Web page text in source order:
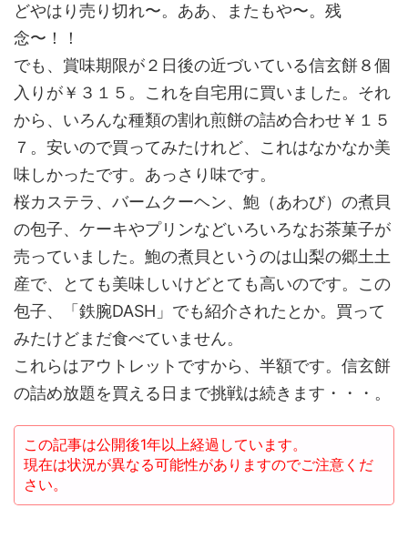
どやはり売り切れ〜。ああ、またもや〜。残
念〜！！
でも、賞味期限が２日後の近づいている信玄餅８個
入りが￥３１５。これを自宅用に買いました。それ
から、いろんな種類の割れ煎餅の詰め合わせ￥１５
７。安いので買ってみたけれど、これはなかなか美
味しかったです。あっさり味です。
桜カステラ、バームクーヘン、鮑（あわび）の煮貝
の包子、ケーキやプリンなどいろいろなお茶菓子が
売っていました。鮑の煮貝というのは山梨の郷土土
産で、とても美味しいけどとても高いのです。この
包子、「鉄腕DASH」でも紹介されたとか。買って
みたけどまだ食べていません。
これらはアウトレットですから、半額です。信玄餅
の詰め放題を買える日まで挑戦は続きます・・・。
この記事は公開後1年以上経過しています。
現在は状況が異なる可能性がありますのでご注意くだ
さい。